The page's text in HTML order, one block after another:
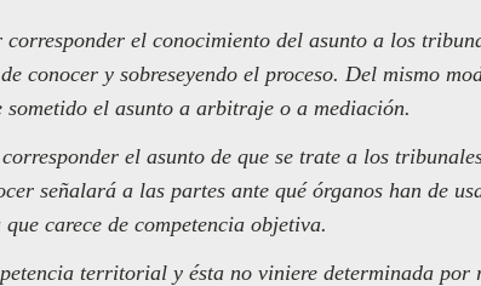
el conocimiento del asunto a los
conocer y sobreseyendo el proceso. Del mismo
el asunto a arbitraje o a mediación.
el asunto de que se trate a los
señalará a las partes ante qué órganos han de
carece de competencia objetiva.
territorial y ésta no viniere determinada por